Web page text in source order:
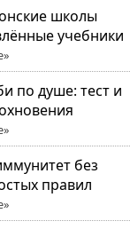
школы
учебники
по душе: тест и
без
правил